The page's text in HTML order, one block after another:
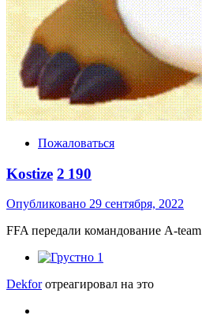
Пожаловаться
Kostize 2 190
Опубликовано 29 сентября, 2022
FFA передали командование A-team
1
Dekforотреагировал на это